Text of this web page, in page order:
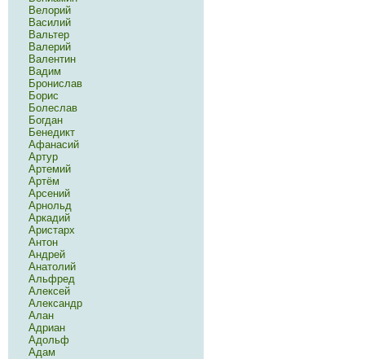
Велорий
Василий
Вальтер
Валерий
Валентин
Вадим
Бронислав
Борис
Болеслав
Богдан
Бенедикт
Афанасий
Артур
Артемий
Артём
Арсений
Арнольд
Аркадий
Аристарх
Антон
Андрей
Анатолий
Альфред
Алексей
Александр
Алан
Адриан
Адольф
Адам